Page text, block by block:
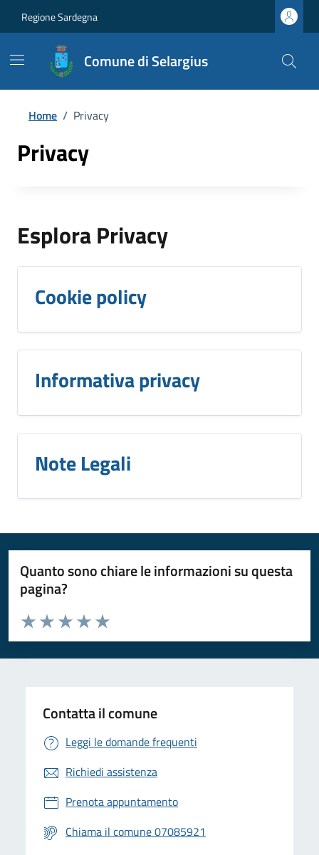
Regione Sardegna
Comune di Selargius
Home / Privacy
Privacy
Esplora Privacy
Cookie policy
Informativa privacy
Note Legali
Quanto sono chiare le informazioni su questa
pagina?
Valuta da 1 a 5 stelle la pagina
Valuta 5 stelle su 5
Valuta 4 stelle su 5
Valuta 3 stelle su 5
Valuta 2 stelle su 5
Valuta 1 stelle su 5
Contatta il comune
Leggi le domande frequenti
Richiedi assistenza
Prenota appuntamento
Chiama il comune 07085921